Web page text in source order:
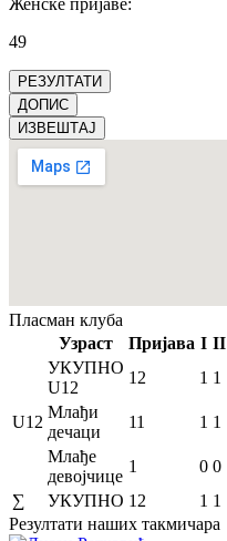
49
РЕЗУЛТАТИ
ДОПИС
ИЗВЕШТАЈ
Пласман клуба
Узраст
Пријава I II
U12
УКУПНО
U12
12 1 1
Млађи
дечаци
11 1 1
Млађе
девојчице
1 0 0
∑
УКУПНО 12 1 1
Резултати наших такмичара